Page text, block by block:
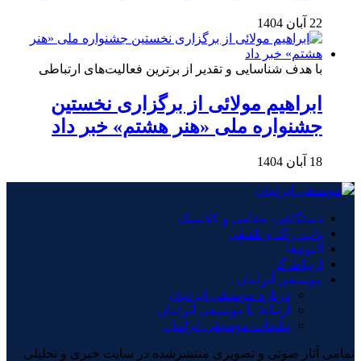
22 آبان 1404
با هدف شناسایی و تقدیر از برترین فعالیت‌های ارتباطی
ابراهیم مولائی از برگزاری نخستین
جشنواره ملی «هنر هشتم» خبر داد
18 آبان 1404
دستگاهی، مقامی و کلاسیک
پاپ، راک و تلفیقی
آلبوم‌ها
ارتباط گر
موسیقی ایرانیان
درباره موسیقی ایرانیان
ارتباط با موسیقی ایرانیان
تبلیغات موسیقی ایرانیان
تمامی آثار صوتی و تصویری منتشرشده در سایت خبری و تحلیلی